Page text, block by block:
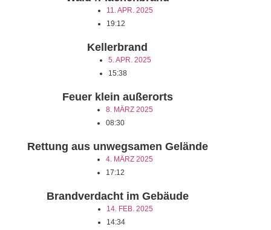
11. APR. 2025
19:12
Kellerbrand
5. APR. 2025
15:38
Feuer klein außerorts
8. MÄRZ 2025
08:30
Rettung aus unwegsamen Gelände
4. MÄRZ 2025
17:12
Brandverdacht im Gebäude
14. FEB. 2025
14:34